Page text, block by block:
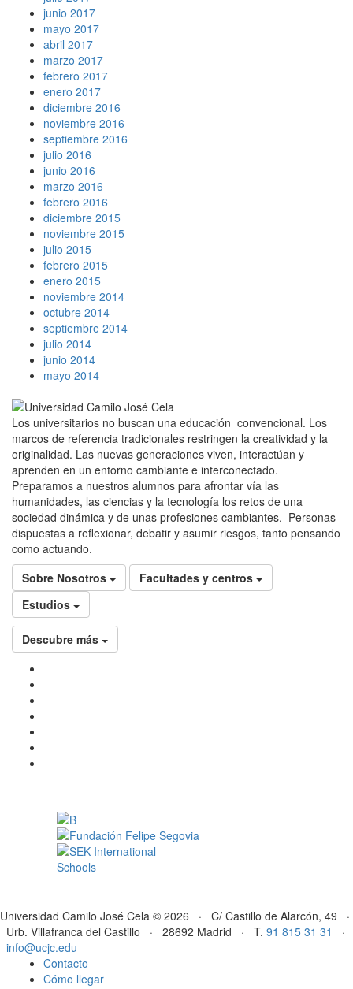
junio 2017
mayo 2017
abril 2017
marzo 2017
febrero 2017
enero 2017
diciembre 2016
noviembre 2016
septiembre 2016
julio 2016
junio 2016
marzo 2016
febrero 2016
diciembre 2015
noviembre 2015
julio 2015
febrero 2015
enero 2015
noviembre 2014
octubre 2014
septiembre 2014
julio 2014
junio 2014
mayo 2014
Los universitarios no buscan una educación convencional. Los
marcos de referencia tradicionales restringen la creatividad y la
originalidad. Las nuevas generaciones viven, interactúan y
aprenden en un entorno cambiante e interconectado.
Preparamos a nuestros alumnos para afrontar vía las
humanidades, las ciencias y la tecnología los retos de una
sociedad dinámica y de unas profesiones cambiantes. Personas
dispuestas a reflexionar, debatir y asumir riesgos, tanto pensando
como actuando.
Sobre Nosotros
Facultades y centros
Estudios
Descubre más
Universidad Camilo José Cela © 2026 · C/ Castillo de Alarcón, 49 ·
Urb. Villafranca del Castillo · 28692 Madrid · T. 91 815 31 31
·
info@ucjc.edu
Contacto
Cómo llegar